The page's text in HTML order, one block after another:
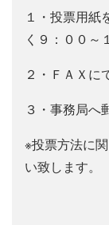
１・投票用紙
く９：００～
２・ＦＡＸに
３・事務局へ
※投票方法に
い致します。